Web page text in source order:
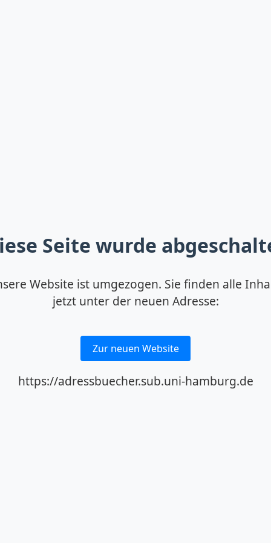
Seite wurde
Website ist umgezogen. Sie finden alle
jetzt unter der neuen Adresse:
Zur neuen Website
https://adressbuecher.sub.uni-hamburg.de